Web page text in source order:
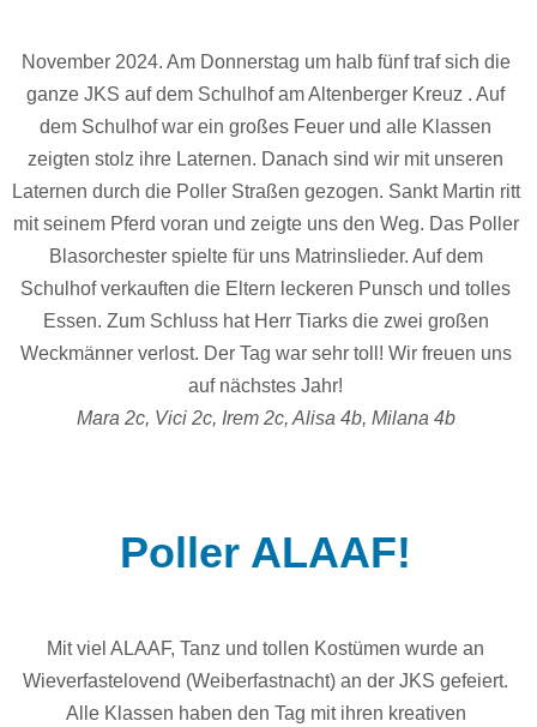
November 2024. Am Donnerstag um halb fünf traf sich die
ganze JKS auf dem Schulhof am Altenberger Kreuz . Auf
dem Schulhof war ein großes Feuer und alle Klassen
zeigten stolz ihre Laternen. Danach sind wir mit unseren
Laternen durch die Poller Straßen gezogen. Sankt Martin ritt
mit seinem Pferd voran und zeigte uns den Weg. Das Poller
Blasorchester spielte für uns Matrinslieder. Auf dem
Schulhof verkauften die Eltern leckeren Punsch und tolles
Essen. Zum Schluss hat Herr Tiarks die zwei großen
Weckmänner verlost. Der Tag war sehr toll! Wir freuen uns
auf nächstes Jahr!
Mara 2c, Vici 2c, Irem 2c, Alisa 4b, Milana 4b
Poller ALAAF!
Mit viel ALAAF, Tanz und tollen Kostümen wurde an
Wieverfastelovend (Weiberfastnacht) an der JKS gefeiert.
Alle Klassen haben den Tag mit ihren kreativen